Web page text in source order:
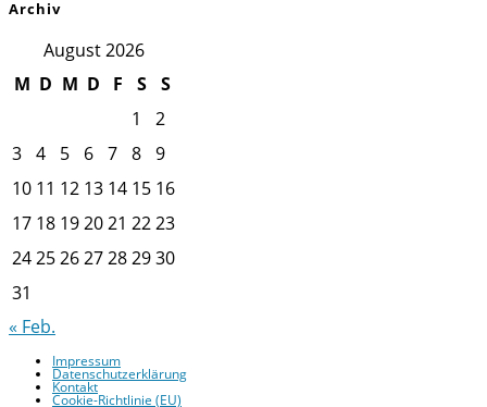
Archiv
August 2026
M D M D F S
S
1
2
3 4 5 6 7 8 9
10 11 12 13 14 15 16
17 18 192021 2223
24252627282930
31
« Feb.
Impressum
Datenschutzerklärung
Kontakt
Cookie-Richtlinie (EU)